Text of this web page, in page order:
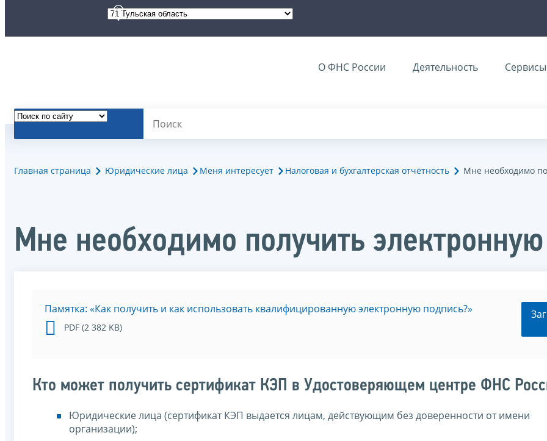
О ФНС России Деятельность Сервисы
Главная страница Юридические лица Меня интересует Налоговая и бухгалтерская отчётность Мне необходимо
Мне необходимо получить
Памятка: «Как получить и как использовать квалифицированную электронную подпись?»
PDF (2 382 KB)
Кто может получить сертификат КЭП в Удостоверяющем центре ФНС
Юридические лица (сертификат КЭП выдается лицам, действующим без доверенности от имени
организации);